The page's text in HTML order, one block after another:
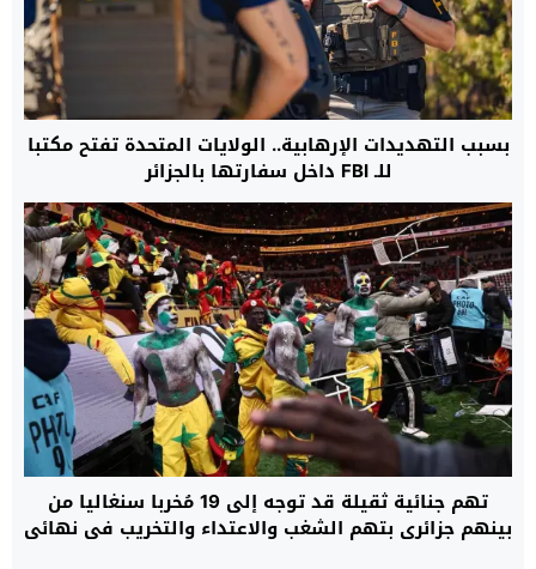
بسبب التهديدات الإرهابية.. الولايات المتحدة تفتح مكتبا
للـ FBI داخل سفارتها بالجزائر
تهم جنائية ثقيلة قد توجه إلى 19 مُخربا سنغاليا من
بينهم جزائري بتهم الشغب والاعتداء والتخريب في نهائي